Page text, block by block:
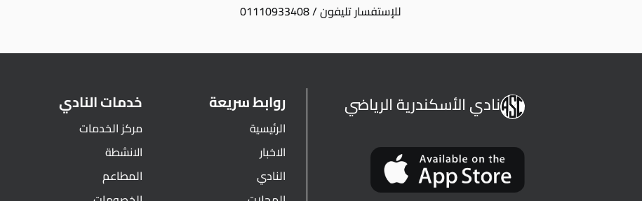
للإستفسار تليفون / 01110933408
نادي الأسكندرية الرياضي روابط سريعة
الرئيسية
الاخبار
النادي
خدمات النادي
مركز الخدمات
الانشطة
المطاعم